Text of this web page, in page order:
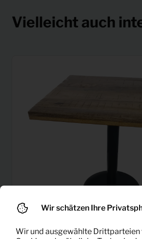
Vielleicht auch
Wir schätzen Ihre
Wir und ausgewählte Drittparteien